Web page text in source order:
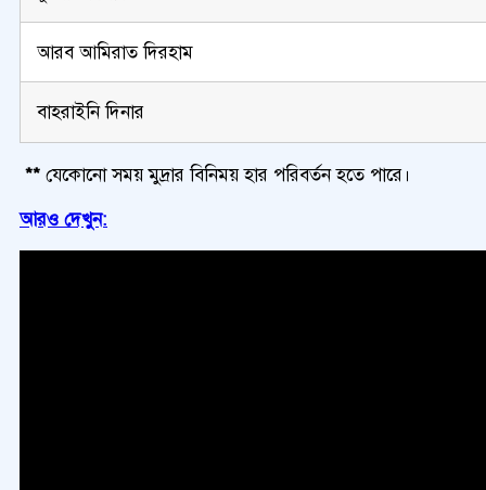
আরব আমিরাত দিরহাম
বাহরাইনি দিনার
** যেকোনো সময় মুদ্রার বিনিময় হার পরিবর্তন হতে পারে।
আরও দেখুন: